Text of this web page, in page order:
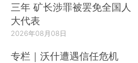
三年 矿长涉罪被罢免全国人
大代表
2026年08月08日
专栏｜沃什遭遇信任危机